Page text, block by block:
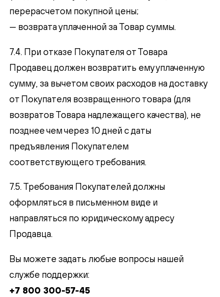
перерасчетом покупной цены;
— возврата уплаченной за Товар суммы.
7.4. При отказе Покупателя от Товара
Продавец должен возвратить ему уплаченную
сумму, за вычетом своих расходов на доставку
от Покупателя возвращенного товара (для
возвратов Товара надлежащего качества), не
позднее чем через 10 дней с даты
предъявления Покупателем
соответствующего требования.
7.5. Требования Покупателей должны
оформляться в письменном виде и
направляться по юридическому адресу
Продавца.
Вы можете задать любые вопросы нашей
службе поддержки:
+7 800 300-57-45